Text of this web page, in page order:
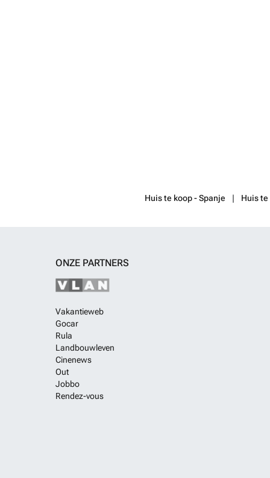
Huis te koop - Spanje Huis te
ONZE PARTNERS
Vakantieweb
Gocar
Rula
Landbouwleven
Cinenews
Out
Jobbo
Rendez-vous